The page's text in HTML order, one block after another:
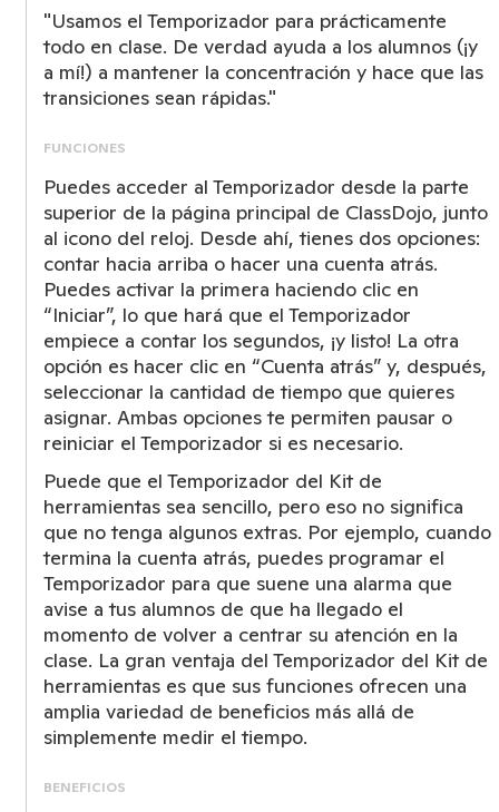
"Usamos el Temporizador para prácticamente
todo en clase. De verdad ayuda a los alumnos (¡y
a mí!) a mantener la concentración y hace que las
transiciones sean rápidas."
FUNCIONES
Puedes acceder al Temporizador desde la parte
superior de la página principal de ClassDojo, junto
al icono del reloj. Desde ahí, tienes dos opciones:
contar hacia arriba o hacer una cuenta atrás.
Puedes activar la primera haciendo clic en
“Iniciar”, lo que hará que el Temporizador
empiece a contar los segundos, ¡y listo! La otra
opción es hacer clic en “Cuenta atrás” y, después,
seleccionar la cantidad de tiempo que quieres
asignar. Ambas opciones te permiten pausar o
reiniciar el Temporizador si es necesario.
Puede que el Temporizador del Kit de
herramientas sea sencillo, pero eso no significa
que no tenga algunos extras. Por ejemplo, cuando
termina la cuenta atrás, puedes programar el
Temporizador para que suene una alarma que
avise a tus alumnos de que ha llegado el
momento de volver a centrar su atención en la
clase. La gran ventaja del Temporizador del Kit de
herramientas es que sus funciones ofrecen una
amplia variedad de beneficios más allá de
simplemente medir el tiempo.
BENEFICIOS